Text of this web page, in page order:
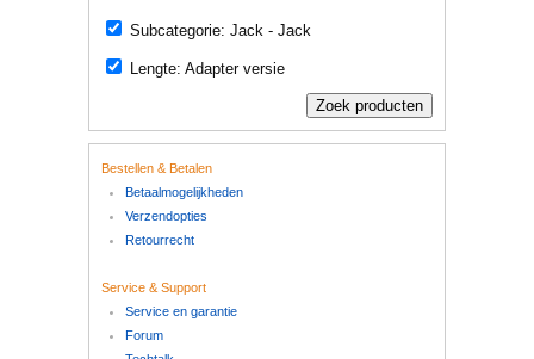
Subcategorie: Jack - Jack
Lengte: Adapter versie
Bestellen & Betalen
Betaalmogelijkheden
Verzendopties
Retourrecht
Service & Support
Service en garantie
Forum